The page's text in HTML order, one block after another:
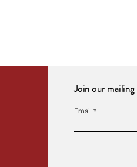
Join our
Email